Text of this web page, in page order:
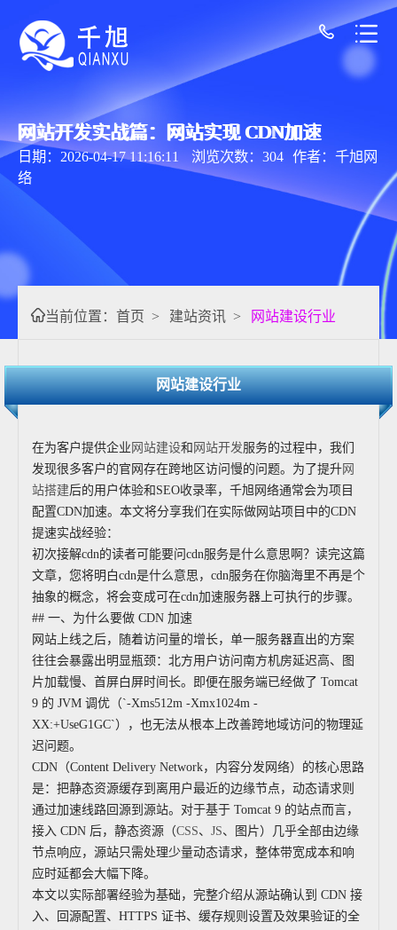
网站开发实战篇：网站实现 CDN加速
日期：2026-04-17 11:16:11 浏览次数：304 作者：千旭网
络
当前位置： 首页 > 建站资讯 > 网站建设行业
网站建设行业
在为客户提供企业 网站建设和 网站开发服务的过程中，我们
发现很多客户的官网存在跨地区访问慢的问题。为了提升网
站搭建后的用户体验和SEO收录率，千旭网络通常会为项目
配置CDN加速。本文将分享我们在实际做网站项目中的CDN
提速实战经验：
初次接解cdn的读者可能要问cdn服务是什么意思啊？读完这篇
文章，您将明白cdn是什么意思，cdn服务在你脑海里不再是个
抽象的概念，将会变成可在cdn加速服务器上可执行的步骤。
## 一、为什么要做 CDN 加速
网站上线之后，随着访问量的增长，单一服务器直出的方案
往往会暴露出明显瓶颈：北方用户访问南方机房延迟高、图
片加载慢、首屏白屏时间长。即便在服务端已经做了 Tomcat
9 的 JVM 调优（`-Xms512m -Xmx1024m -
XX:+UseG1GC`），也无法从根本上改善跨地域访问的物理延
迟问题。
CDN（Content Delivery Network，内容分发网络）的核心思路
是：把静态资源缓存到离用户最近的边缘节点，动态请求则
通过加速线路回源到源站。对于基于 Tomcat 9 的站点而言，
接入 CDN 后，静态资源（CSS、 JS、图片）几乎全部由边缘
节点响应，源站只需处理少量动态请求，整体带宽成本和响
应时延都会大幅下降。
本文以实际部署经验为基础，完整介绍从源站确认到 CDN 接
入、回源配置、HTTPS 证书、缓存规则设置及效果验证的全